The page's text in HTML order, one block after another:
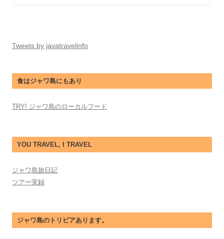
Tweets by javatravelinfo
食はジャワ島にもあり
TRY! ジャワ島のローカルフード
YOU TRAVEL, I TRAVEL
ジャワ島旅日記
ツアー実録
ジャワ島のトリビアあります。